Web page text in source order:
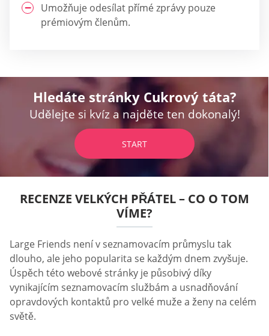
Umožňuje odesílat přímé zprávy pouze
prémiovým členům.
Hledáte stránky Cukrový táta?
Udělejte si kvíz a najděte ten dokonalý!
START
RECENZE VELKÝCH PŘÁTEL – CO O TOM
VÍME?
Large Friends není v seznamovacím průmyslu tak
dlouho, ale jeho popularita se každým dnem zvyšuje.
Úspěch této webové stránky je působivý díky
vynikajícím seznamovacím službám a usnadňování
opravdových kontaktů pro velké muže a ženy na celém
světě.